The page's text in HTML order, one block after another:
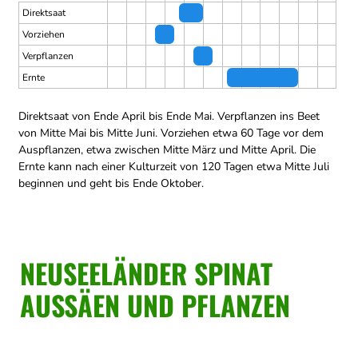
Direktsaat
Vorziehen
Verpflanzen
Ernte
Direktsaat von Ende April bis Ende Mai. Verpflanzen ins Beet
von Mitte Mai bis Mitte Juni. Vorziehen etwa 60 Tage vor dem
Auspflanzen, etwa zwischen Mitte März und Mitte April. Die
Ernte kann nach einer Kulturzeit von 120 Tagen etwa Mitte Juli
beginnen und geht bis Ende Oktober.
NEUSEELÄNDER SPINAT
AUSSÄEN UND PFLANZEN